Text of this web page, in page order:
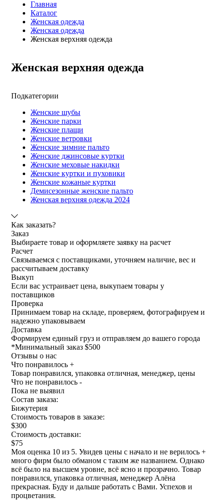
Главная
Каталог
Женская одежда
Женская одежда
Женская верхняя одежда
Женская верхняя одежда
Подкатегории
Женские шубы
Женские парки
Женские плащи
Женские ветровки
Женские зимние пальто
Женские джинсовые куртки
Женские меховые накидки
Женские куртки и пуховики
Женские кожаные куртки
Демисезонные женские пальто
Женская верхняя одежда 2024
Как заказать?
Заказ
Выбираете товар и оформляете заявку на расчет
Расчет
Связываемся с поставщиками, уточняем наличие, вес и
рассчитываем доставку
Выкуп
Если вас устраивает цена, выкупаем товары у
поставщиков
Проверка
Принимаем товар на складе, проверяем, фотографируем и
надежно упаковываем
Доставка
Формируем единый груз и отправляем до вашего города
*Минимальный заказ $500
Отзывы о нас
Что понравилось +
Товар понравился, упаковка отличная, менеджер, цены
Что не понравилось -
Пока не выявил
Состав заказа:
Бижутерия
Стоимость товаров в заказе:
$300
Стоимость доставки:
$75
Моя оценка 10 из 5. Увидев цены с начало и не верилось +
много фирм было обманом с таким же названием. Однако
всё было на высшем уровне, всё ясно и прозрачно. Товар
понравился, упаковка отличная, менеджер Алёна
прекрасная. Буду и дальше работать с Вами. Успехов и
процветания.